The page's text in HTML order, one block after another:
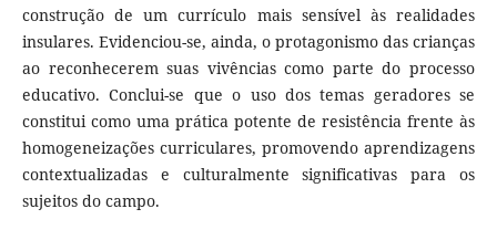
construção de um currículo mais sensível às realidades
insulares. Evidenciou-se, ainda, o protagonismo das crianças
ao reconhecerem suas vivências como parte do processo
educativo. Conclui-se que o uso dos temas geradores se
constitui como uma prática potente de resistência frente às
homogeneizações curriculares, promovendo aprendizagens
contextualizadas e culturalmente significativas para os
sujeitos do campo.